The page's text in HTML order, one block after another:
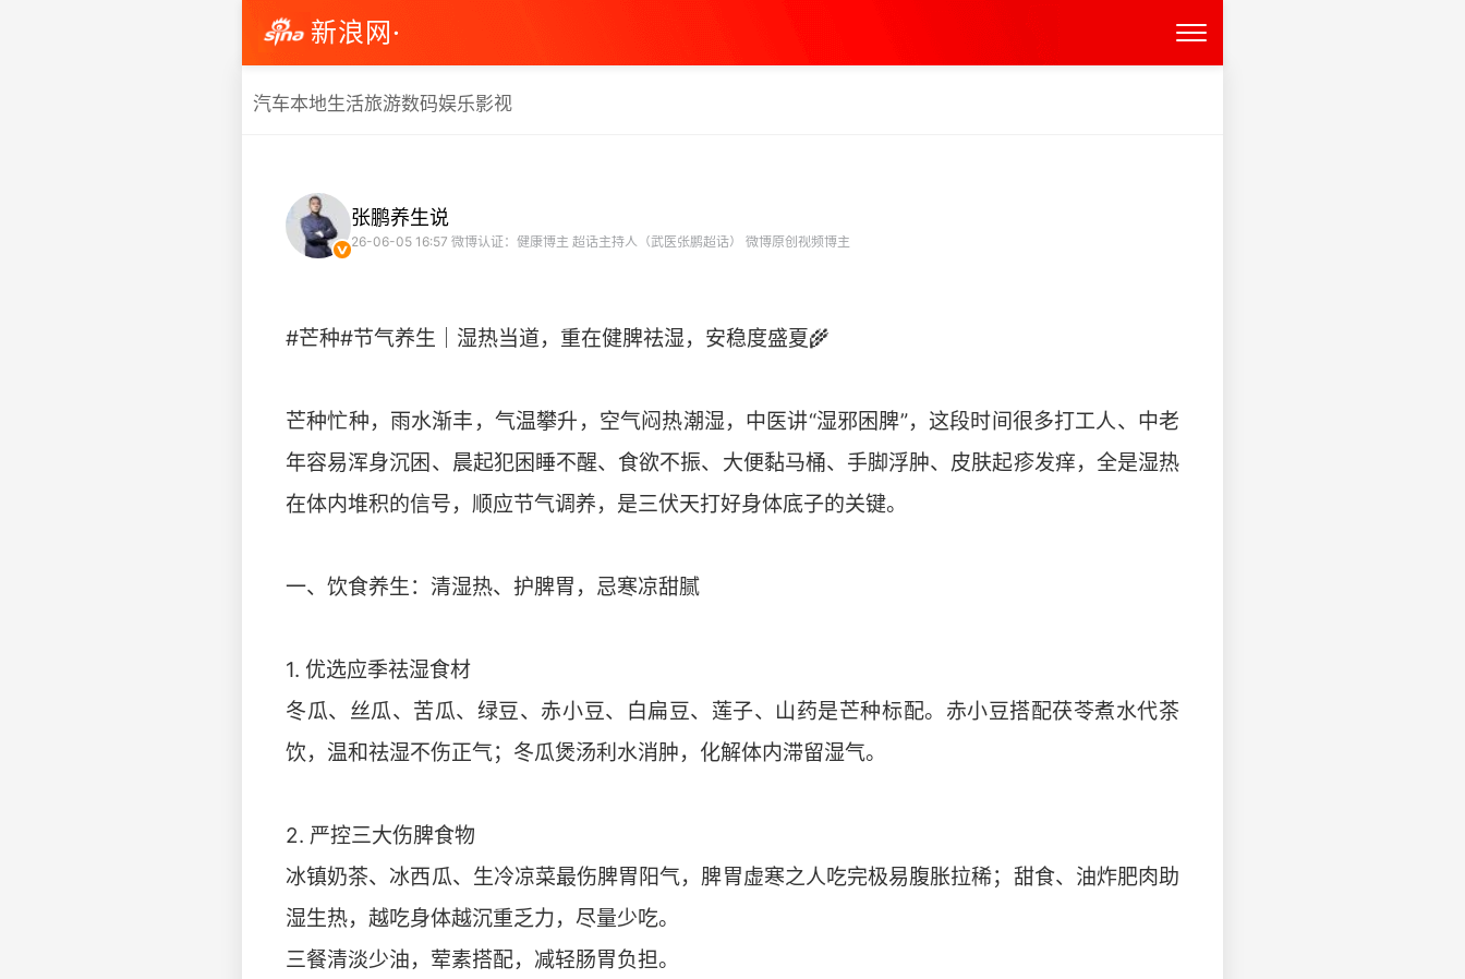
新浪网·
汽车本地生活旅游数码娱乐影视
张鹏养生说
26-06-05 16:57 微博认证：健康博主 超话主持人（武医张鹏超话） 微博原创视频博主
#芒种#节气养生｜湿热当道，重在健脾祛湿，安稳度盛夏🌾
芒种忙种，雨水渐丰，气温攀升，空气闷热潮湿，中医讲“湿邪困脾”，这段时间很多打工人、中老
年容易浑身沉困、晨起犯困睡不醒、食欲不振、大便黏马桶、手脚浮肿、皮肤起疹发痒，全是湿热
在体内堆积的信号，顺应节气调养，是三伏天打好身体底子的关键。
一、饮食养生：清湿热、护脾胃，忌寒凉甜腻
1. 优选应季祛湿食材
冬瓜、丝瓜、苦瓜、绿豆、赤小豆、白扁豆、莲子、山药是芒种标配。赤小豆搭配茯苓煮水代茶
饮，温和祛湿不伤正气；冬瓜煲汤利水消肿，化解体内滞留湿气。
2. 严控三大伤脾食物
冰镇奶茶、冰西瓜、生冷凉菜最伤脾胃阳气，脾胃虚寒之人吃完极易腹胀拉稀；甜食、油炸肥肉助
湿生热，越吃身体越沉重乏力，尽量少吃。
三餐清淡少油，荤素搭配，减轻肠胃负担。